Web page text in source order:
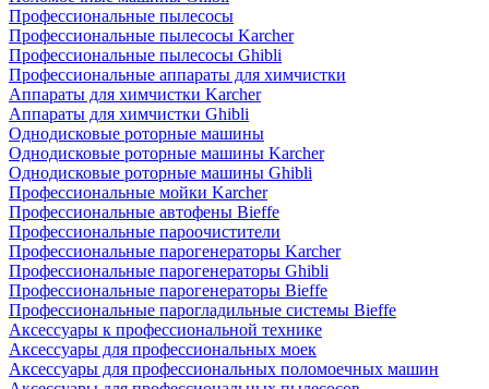
Профессиональные пылесосы
Профессиональные пылесосы Karcher
Профессиональные пылесосы Ghibli
Профессиональные аппараты для химчистки
Аппараты для химчистки Karcher
Аппараты для химчистки Ghibli
Однодисковые роторные машины
Однодисковые роторные машины Karcher
Однодисковые роторные машины Ghibli
Профессиональные мойки Karcher
Профессиональные автофены Bieffe
Профессиональные пароочистители
Профессиональные парогенераторы Karcher
Профессиональные парогенераторы Ghibli
Профессиональные парогенераторы Bieffe
Профессиональные парогладильные системы Bieffe
Аксессуары к профессиональной технике
Аксессуары для профессиональных моек
Аксессуары для профессиональных поломоечных машин